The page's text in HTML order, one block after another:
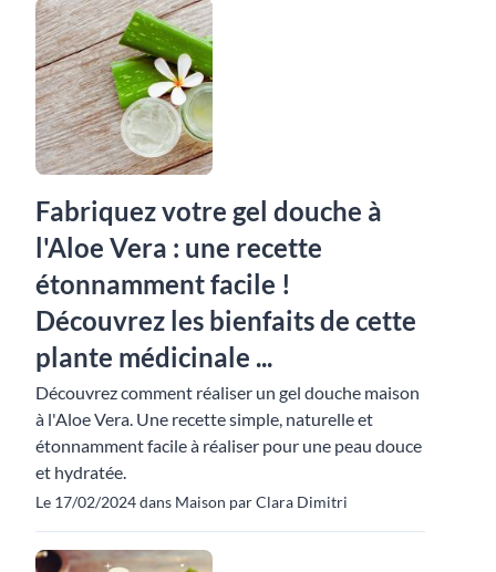
Fabriquez votre gel douche à
l'Aloe Vera : une recette
étonnamment facile !
Découvrez les bienfaits de cette
plante médicinale ...
Découvrez comment réaliser un gel douche maison
à l'Aloe Vera. Une recette simple, naturelle et
étonnamment facile à réaliser pour une peau douce
et hydratée.
Le 17/02/2024 dans Maison par Clara Dimitri